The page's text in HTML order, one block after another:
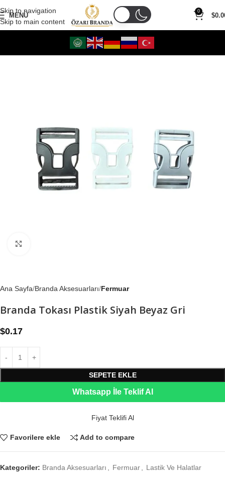
Skip to navigation
Skip to main content
MENÜ
0
$
Ana Sayfa Branda Aksesuarları Fermuar
Branda Tokası Plastik Siyah Beyaz Gri
$0.17
SEPETE EKLE
Whatsapp İle Teklif Al
Fiyat Teklifi Al
Favorilere ekle Add to compare
Kategoriler: Branda Aksesuarları Fermuar Lastik Ve Halatlar